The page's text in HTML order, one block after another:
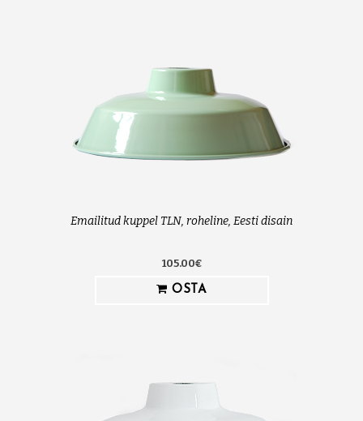
Emailitud kuppel TLN, roheline, Eesti disain
105.00€
OSTA